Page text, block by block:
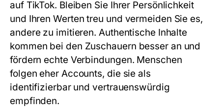
auf TikTok. Bleiben Sie Ihrer Persönlichkeit
und Ihren Werten treu und vermeiden Sie es,
andere zu imitieren. Authentische Inhalte
kommen bei den Zuschauern besser an und
fördern echte Verbindungen. Menschen
folgen eher Accounts, die sie als
identifizierbar und vertrauenswürdig
empfinden.